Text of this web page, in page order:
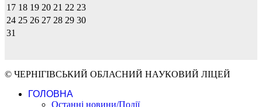
17 18 19 20 21 22 23
24 25 26 27 28 29 30
31
© ЧЕРНІГІВСЬКИЙ ОБЛАСНИЙ НАУКОВИЙ ЛІЦЕЙ
ГОЛОВНА
Останні новини/Події